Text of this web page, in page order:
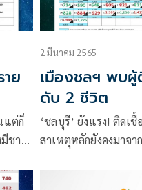
ย
แต่ก็
ชาว
2 มีนาคม 2565
เมืองชลฯ พบผู้
ดับ 2 ชีวิต
‘ชลบุรี’ ยังแรง! ติดเ
สาเหตุหลักยังคงมาจา